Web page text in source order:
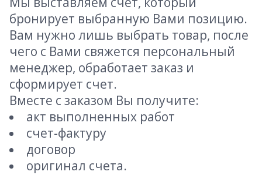
бронирует выбранную Вами позицию.
Вам нужно лишь выбрать товар, после
чего с Вами свяжется персональный
менеджер, обработает заказ и
сформирует счет.
Вместе с заказом Вы получите:
акт выполненных работ
счет-фактуру
договор
оригинал счета.